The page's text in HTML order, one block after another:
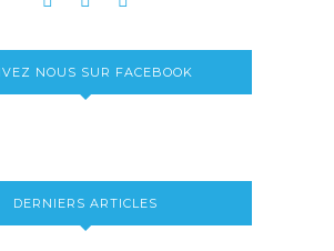
NOUS SUR FACEBOOK
DERNIERS ARTICLES